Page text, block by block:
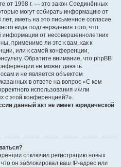
от 1998 г. — это закон Соединённых
могут собирать информацию от
иметь на это письменное согласие
вида подтверждения того, что
от несовершеннолетних
применимо ли это к вам, как к
или к самой конференции,
Обратите внимание, что phpBB
не может давать
и не является объектом
в ответе на вопрос «С кем
использования и/или
с этой конференцией?».
данный акт не имеет юридической
отключил регистрацию новых
он заблокировал ваш IP-адрес или